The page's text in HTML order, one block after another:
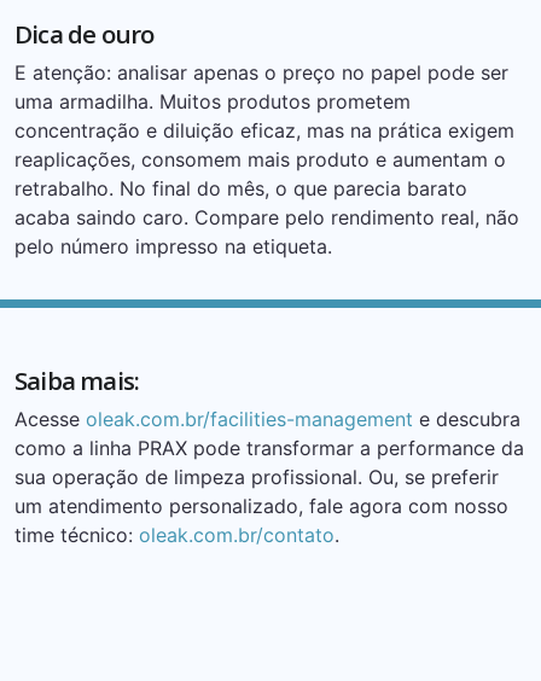
Dica de ouro
E atenção: analisar apenas o preço no papel pode ser
uma armadilha. Muitos produtos prometem
concentração e diluição eficaz, mas na prática exigem
reaplicações, consomem mais produto e aumentam o
retrabalho. No final do mês, o que parecia barato
acaba saindo caro. Compare pelo rendimento real, não
pelo número impresso na etiqueta.
Saiba mais:
Acesse oleak.com.br/facilities-management e descubra
como a linha PRAX pode transformar a performance da
sua operação de limpeza profissional. Ou, se preferir
um atendimento personalizado, fale agora com nosso
time técnico: oleak.com.br/contato.